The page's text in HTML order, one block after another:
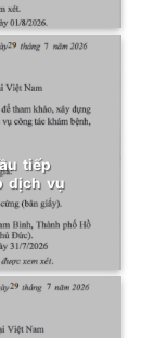
tiếp
dịch vụ